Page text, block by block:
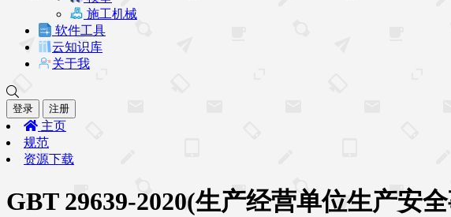
施工机械
软件工具
云知识库
关于我
登录 注册
主页
规范
资源下载
GBT 29639-2020(生产经营单位生产安